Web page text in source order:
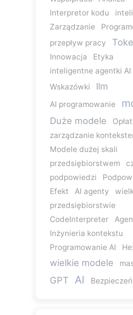
Interpretor kodu
Zarządzanie
przepływ pracy
Innowacja
Etyka
inteligentne agentki AI
Wskazówki
llm
AI programowanie
Duże modele
zarządzanie
Modele dużej skali
przedsiębiorstwem
podpowiedzi
Efekt
AI agenty
przedsiębiorstwie
CodeInterpreter
Inżynieria kontekstu
Programowanie AI
wielkie modele
GPT AI